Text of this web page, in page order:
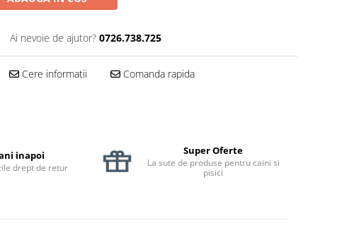
Ai nevoie de ajutor? 0726.738.725
Cere informatii Comanda rapida
inapoi
drept de retur
Super Oferte
La sute de produse pentru caini si
pisici